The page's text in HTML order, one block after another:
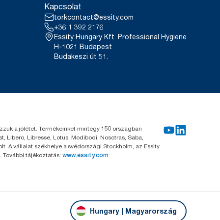
Kapcsolat
torkcontact@essity.com
+36 1 392 2176
Essity Hungary Kft. Professional Hygiene
H-1021 Budapest
Budakeszi út 51.
a jólétet. Termékeinket mintegy 150 országban
Libero, Libresse, Lotus, Modibodi, Nosotras, Saba,
A vállalat székhelye a svédországi Stockholm, az Essity
tájékoztatás: www.essity.com
Hungary | Magyarország